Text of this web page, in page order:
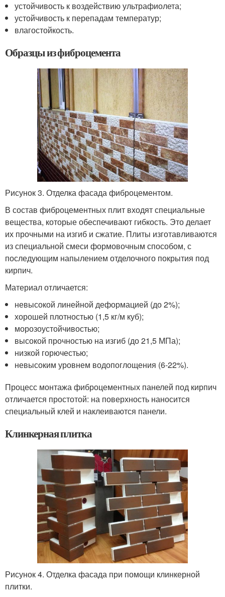
устойчивость к воздействию ультрафиолета;
устойчивость к перепадам температур;
влагостойкость.
Образцы из фиброцемента
Рисунок 3. Отделка фасада фиброцементом.
В состав фиброцементных плит входят специальные
вещества, которые обеспечивают гибкость. Это делает
их прочными на изгиб и сжатие. Плиты изготавливаются
из специальной смеси формовочным способом, с
последующим напылением отделочного покрытия под
кирпич.
Материал отличается:
невысокой линейной деформацией (до 2%);
хорошей плотностью (1,5 кг/м куб);
морозоустойчивостью;
высокой прочностью на изгиб (до 21,5 МПа);
низкой горючестью;
невысоким уровнем водопоглощения (6-22%).
Процесс монтажа фиброцементных панелей под кирпич
отличается простотой: на поверхность наносится
специальный клей и наклеиваются панели.
Клинкерная плитка
Рисунок 4. Отделка фасада при помощи клинкерной
плитки.